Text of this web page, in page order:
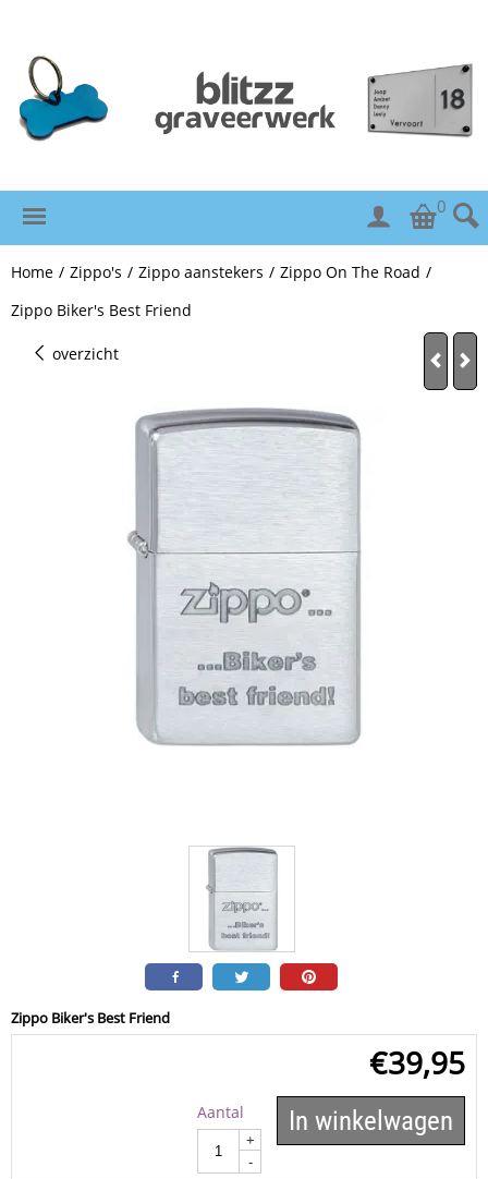
0
Home / Zippo's / Zippo aanstekers / Zippo On The Road /
Zippo Biker's Best Friend
overzicht
Zippo Biker's Best Friend
€39,95
Aantal
+
-
In winkelwagen